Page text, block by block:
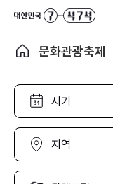
문화관광축제
시
선
택
지
선
택
카